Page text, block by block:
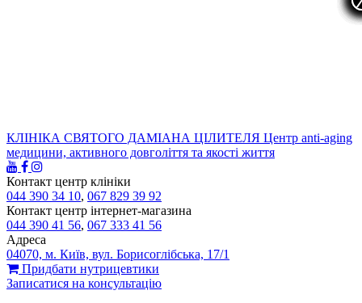
КЛІНІКА СВЯТОГО ДАМІАНА ЦІЛИТЕЛЯ Центр anti-aging
медицини, активного довголіття та якості життя
Контакт центр клініки
044 390 34 10, 067 829 39 92
Контакт центр інтернет-магазина
044 390 41 56, 067 333 41 56
Адреса
04070, м. Київ, вул. Борисоглібська, 17/1
Придбати нутрицевтики
Записатися на консультацію